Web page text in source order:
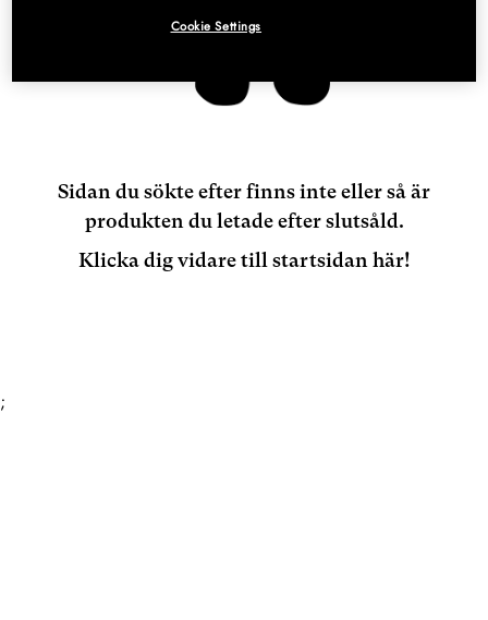
Sidan du sökte efter finns inte eller så är
produkten du letade efter slutsåld.
Klicka dig vidare till startsidan här!
;
Cookie Settings